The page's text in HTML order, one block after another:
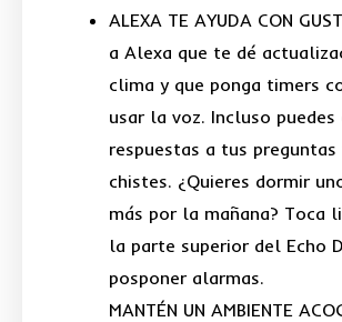
ALEXA TE AYUDA CON
a Alexa que te dé
clima y que ponga timers
usar la voz. Incluso
respuestas a tus
chistes. ¿Quieres dormir
más por la mañana? Toca
la parte superior del Echo
posponer alarmas.
MANTÉN UN AMBIENTE